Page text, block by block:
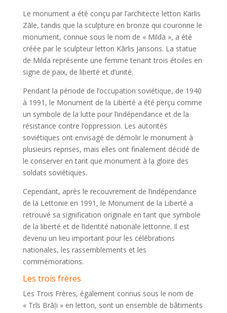
Le monument a été conçu par l’architecte letton Karlis
Zāle, tandis que la sculpture en bronze qui couronne le
monument, connue sous le nom de « Milda », a été
créée par le sculpteur letton Kārlis Jansons. La statue
de Milda représente une femme tenant trois étoiles en
signe de paix, de liberté et d’unité.
Pendant la période de l’occupation soviétique, de 1940
à 1991, le Monument de la Liberté a été perçu comme
un symbole de la lutte pour l’indépendance et de la
résistance contre l’oppression. Les autorités
soviétiques ont envisagé de démolir le monument à
plusieurs reprises, mais elles ont finalement décidé de
le conserver en tant que monument à la gloire des
soldats soviétiques.
Cependant, après le recouvrement de l’indépendance
de la Lettonie en 1991, le Monument de la Liberté a
retrouvé sa signification originale en tant que symbole
de la liberté et de l’identité nationale lettonne. Il est
devenu un lieu important pour les célébrations
nationales, les rassemblements et les
commémorations.
Les trois frères
Les Trois Frères, également connus sous le nom de
« Trīs Brāļi » en letton, sont un ensemble de bâtiments